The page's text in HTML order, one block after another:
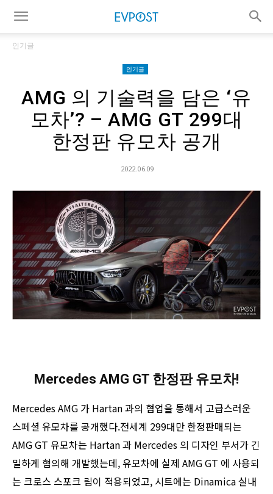
인기글
인기글
AMG 의 기술력을 담은 ‘유
모차’? – AMG GT 299대
한정판 유모차 공개
2022.06.09
Mercedes AMG GT 한정판 유모차!
Mercedes AMG 가 Hartan 과의 협업을 통해서 고급스러운
스페셜 유모차를 공개했다.전세계 299대만 한정판매되는
AMG GT 유모차는 Hartan 과 Mercedes 의 디자인 부서가 긴
밀하게 협의해 개발했는데, 유모차에 실제 AMG GT 에 사용되
는 크로스 스포크 림이 적용되었고, 시트에는 Dinamica 실내